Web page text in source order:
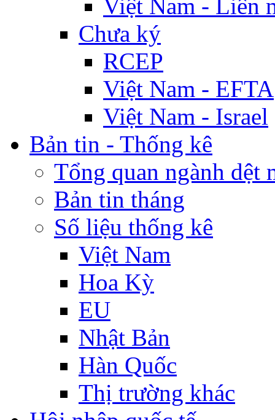
Việt Nam - Liên
Chưa ký
RCEP
Việt Nam - EFTA
Việt Nam - Israel
Bản tin - Thống kê
Tổng quan ngành dệt
Bản tin tháng
Số liệu thống kê
Việt Nam
Hoa Kỳ
EU
Nhật Bản
Hàn Quốc
Thị trường khác